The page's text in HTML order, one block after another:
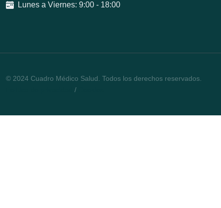
Lunes a Viernes: 9:00 - 18:00
© 2024 Cuadro Médico Salud. Todos los derechos reservados.
/